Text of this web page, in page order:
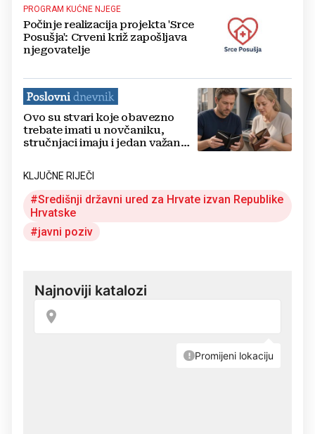
PROGRAM KUĆNE NJEGE
Počinje realizacija projekta 'Srce
Posušja': Crveni križ zapošljava
njegovatelje
Ovo su stvari koje obavezno
trebate imati u novčaniku,
stručnjaci imaju i jedan važan
KLJUČNE RIJEČI
Središnji državni ured za Hrvate izvan Republike
Hrvatske
javni poziv